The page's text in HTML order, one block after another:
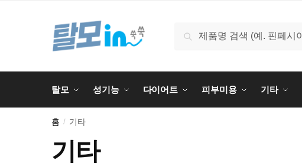
검색
탈모 성기능 다이어트 피부미용 기타
홈 / 기타
기타